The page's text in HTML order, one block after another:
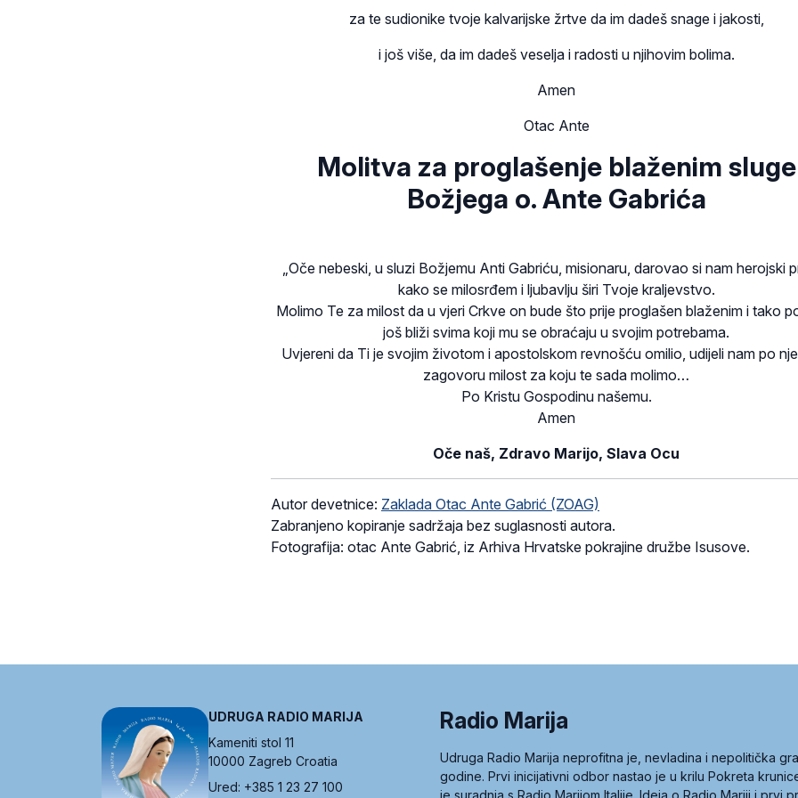
za te sudionike tvoje kalvarijske žrtve da im dadeš snage i jakosti,
i još više, da im dadeš veselja i radosti u njihovim bolima.
Amen
Otac Ante
Molitva za proglašenje blaženim sluge
Božjega o. Ante Gabrića
„Oče nebeski, u sluzi Božjemu Anti Gabriću, misionaru, darovao si nam herojski
kako se milosrđem i ljubavlju širi Tvoje kraljevstvo.
Molimo Te za milost da u vjeri Crkve on bude što prije proglašen blaženim i tako
još bliži svima koji mu se obraćaju u svojim potrebama.
Uvjereni da Ti je svojim životom i apostolskom revnošću omilio, udijeli nam po
zagovoru milost za koju te sada molimo…
Po Kristu Gospodinu našemu.
Amen
Oče naš, Zdravo Marijo, Slava Ocu
Autor devetnice: Zaklada Otac Ante Gabrić (ZOAG)
Zabranjeno kopiranje sadržaja bez suglasnosti autora.
Fotografija: otac Ante Gabrić, iz Arhiva Hrvatske pokrajine družbe Isusove.
UDRUGA RADIO MARIJA
Kameniti stol 11
10000 Zagreb Croatia
Ured: +385 1 23 27 100
Radio Marija
Udruga Radio Marija neprofitna je, nevladina i nepolitička
godine. Prvi inicijativni odbor nastao je u krilu Pokreta
je suradnja s Radio Marijom Italije. Ideja o Radio Mariji i prvi